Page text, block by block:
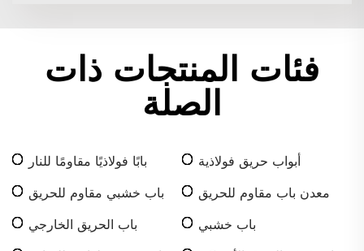
فئات المنتجات ذات
الصلة
أبواب حريق فولاذية
بابًا فولاذيًا مقاومًا للنار
معدن باب مقاوم للحريق
باب خشبي مقاوم للحريق
فولاذي
باب خشبي
باب الحريق الخارجي